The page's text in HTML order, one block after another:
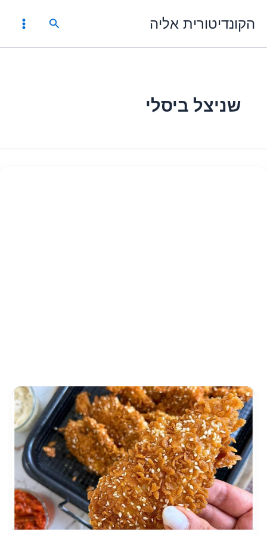
לתוכןהקונדיטורית אליה חיפוש
שניצל ביסלי